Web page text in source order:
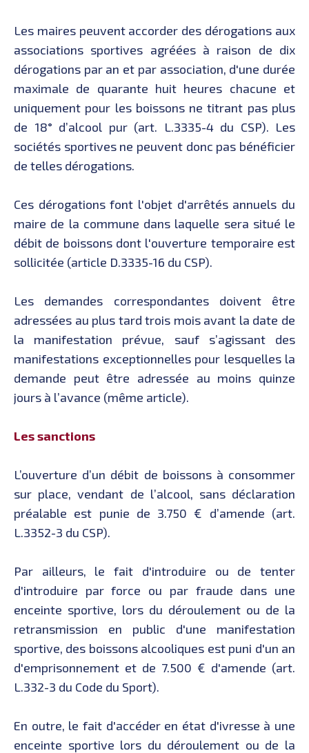
Les maires peuvent accorder des dérogations aux
associations sportives agréées à raison de dix
dérogations par an et par association, d'une durée
maximale de quarante huit heures chacune et
uniquement pour les boissons ne titrant pas plus
de 18° d’alcool pur (art. L.3335-4 du CSP). Les
sociétés sportives ne peuvent donc pas bénéficier
de telles dérogations.
Ces dérogations font l'objet d'arrêtés annuels du
maire de la commune dans laquelle sera situé le
débit de boissons dont l'ouverture temporaire est
sollicitée (article D.3335-16 du CSP).
Les demandes correspondantes doivent être
adressées au plus tard trois mois avant la date de
la manifestation prévue, sauf s’agissant des
manifestations exceptionnelles pour lesquelles la
demande peut être adressée au moins quinze
jours à l’avance (même article).
Les sanctions
L’ouverture d’un débit de boissons à consommer
sur place, vendant de l’alcool, sans déclaration
préalable est punie de 3.750 € d’amende (art.
L.3352-3 du CSP).
Par ailleurs, le fait d'introduire ou de tenter
d'introduire par force ou par fraude dans une
enceinte sportive, lors du déroulement ou de la
retransmission en public d'une manifestation
sportive, des boissons alcooliques est puni d'un an
d'emprisonnement et de 7.500 € d'amende (art.
L.332-3 du Code du Sport).
En outre, le fait d'accéder en état d'ivresse à une
enceinte sportive lors du déroulement ou de la